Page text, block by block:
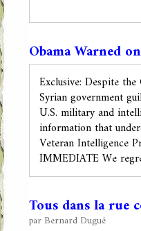
Obama Warned
Exclusive: Despite
Syrian government
U.S. military and
information that
Veteran Intelligence
IMMEDIATE We
Tous dans la rue
par Bernard Dugué